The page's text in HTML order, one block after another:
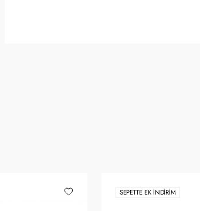
SEPETTE EK İNDIRIM